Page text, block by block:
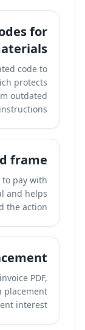
for
code to
protects
outdated
frame
pay with
and helps
the action.
PDF,
placement
interest.